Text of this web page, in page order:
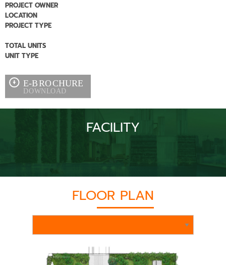
PROJECT OWNER
LOCATION
PROJECT TYPE
TOTAL UNITS
UNIT TYPE
FACILITY
FLOOR PLAN